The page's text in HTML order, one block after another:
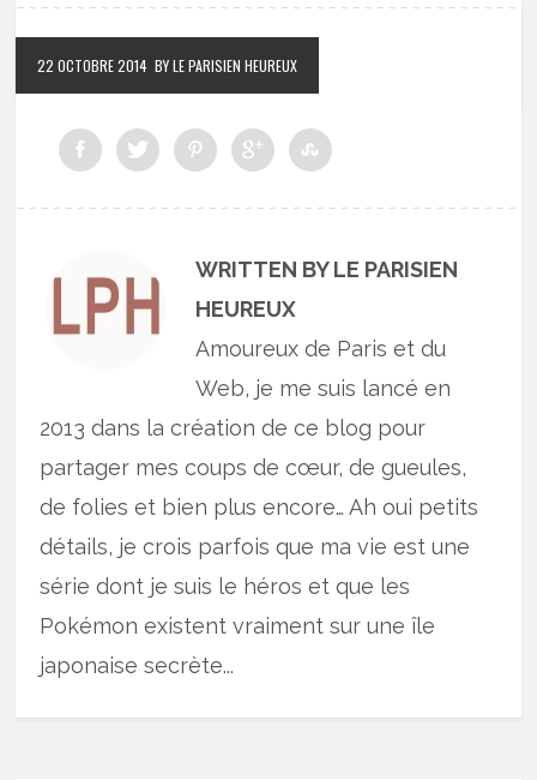
22 OCTOBRE 2014 BY LE PARISIEN HEUREUX
WRITTEN BY LE PARISIEN
HEUREUX
Amoureux de Paris et du
Web, je me suis lancé en
2013 dans la création de ce blog pour
partager mes coups de cœur, de gueules,
de folies et bien plus encore… Ah oui petits
détails, je crois parfois que ma vie est une
série dont je suis le héros et que les
Pokémon existent vraiment sur une île
japonaise secrète...